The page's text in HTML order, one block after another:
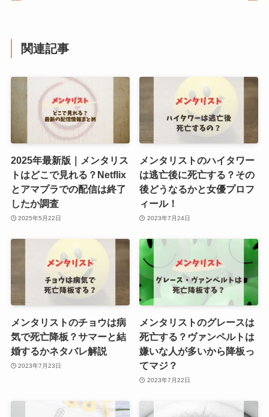
関連記事
2025年最新版｜メンタリス
トはどこで見れる？Netflix
とアマプラでの配信は終了
したか調査
2025年5月22日
メンタリストのハイタワー
は逃亡後に死亡する？その
後どうなるかと女優プロフ
ィール！
2023年7月24日
メンタリストのチョウは病
気で死亡降板？サマーと結
婚するかネタバレ解説
2023年7月23日
メンタリストのグレースは
死亡する？ヴァンペルトは
嫌いな人が多いから降板っ
てマジ？
2023年7月22日